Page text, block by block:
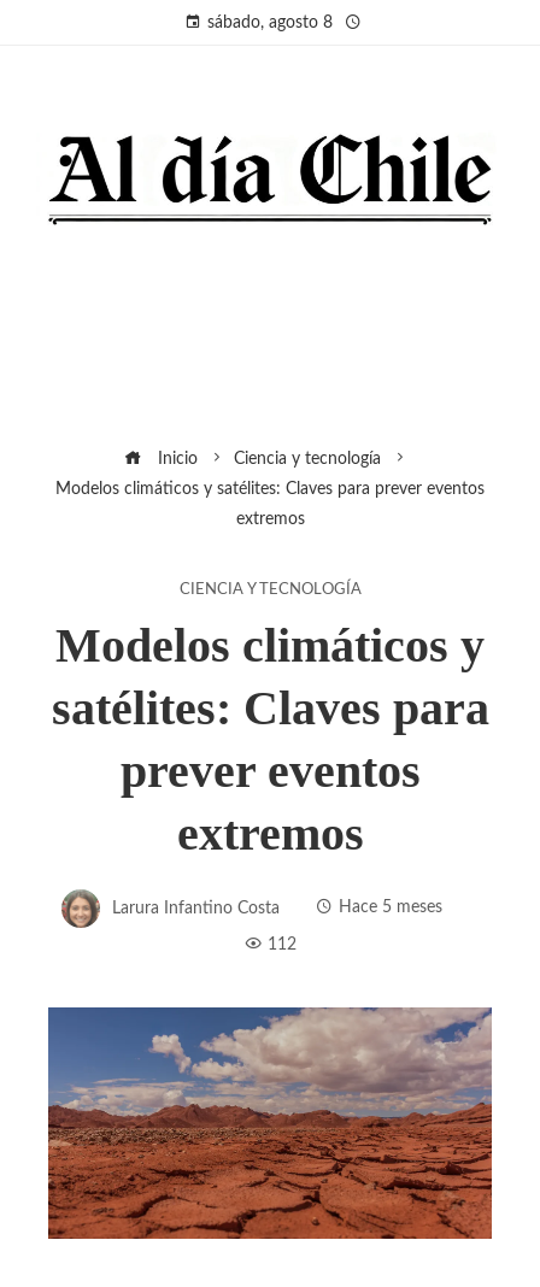
sábado, agosto 8
Inicio
Ciencia y tecnología
Modelos climáticos y satélites: Claves para prever eventos
extremos
CIENCIA Y TECNOLOGÍA
Modelos climáticos y
satélites: Claves para
prever eventos
extremos
Larura Infantino Costa Hace 5 meses
112